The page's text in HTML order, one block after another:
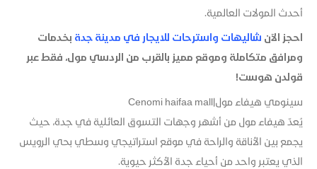
أحدث المولات العالمية.
احجز الآن شاليهات واسترحات للايجار في مدينة جدة بخدمات
ومرافق متكاملة وموقع مميز بالقرب من الردسي مول، فقط عبر
قولدن هوست!
سينومي هيفاء مول|Cenomi haifaa mall
يُعدّ هيفاء مول من أشهر وجهات التسوق العائلية في جدة، حيث
يجمع بين الأناقة والراحة في موقع استراتيجي وسطي بحي الرويس
الذي يعتبر واحد من أحياء جدة الأكثر حيوية.